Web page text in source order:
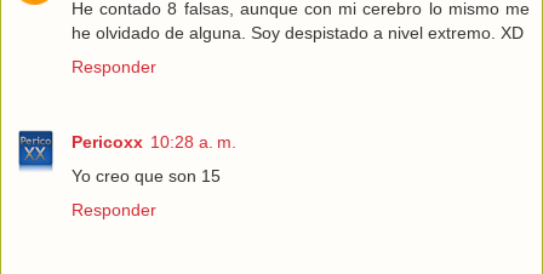
He contado 8 falsas, aunque con mi cerebro lo mismo me
he olvidado de alguna. Soy despistado a nivel extremo. XD
Responder
Pericoxx 10:28 a. m.
Yo creo que son 15
Responder